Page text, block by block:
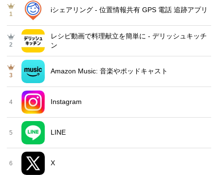
1
iシェアリング - 位置情報共有 GPS 電話 追跡アプリ
2
レシピ動画で料理献立を簡単‪に - デリッシュキッチ
ン
3
Amazon Music: 音楽やポッドキャスト
4 Instagram
5 LINE
6 X